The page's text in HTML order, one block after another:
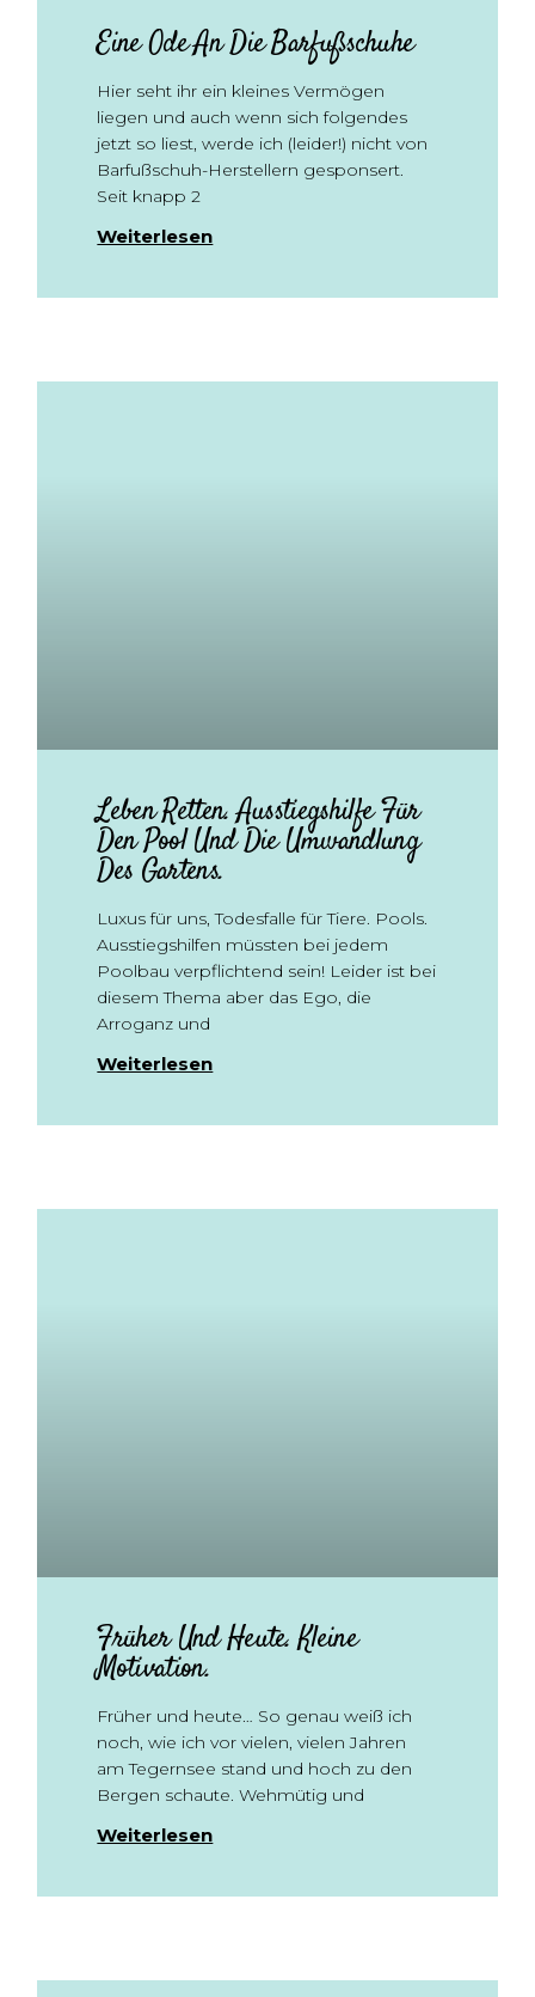
Eine Ode An Die Barfußschuhe
Hier seht ihr ein kleines Vermögen
liegen und auch wenn sich folgendes
jetzt so liest, werde ich (leider!) nicht von
Barfußschuh-Herstellern gesponsert.
Seit knapp 2
Weiterlesen
Leben Retten. Ausstiegshilfe Für
Den Pool Und Die Umwandlung
Des Gartens.
Luxus für uns, Todesfalle für Tiere. Pools.
Ausstiegshilfen müssten bei jedem
Poolbau verpflichtend sein! Leider ist bei
diesem Thema aber das Ego, die
Arroganz und
Weiterlesen
Früher Und Heute. Kleine
Motivation.
Früher und heute… So genau weiß ich
noch, wie ich vor vielen, vielen Jahren
am Tegernsee stand und hoch zu den
Bergen schaute. Wehmütig und
Weiterlesen